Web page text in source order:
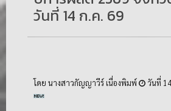
วันที่ 14 ก.ค. 69
โดย นางสาวกัญญาวีร์ เนื่องพิมพ์ วันที่